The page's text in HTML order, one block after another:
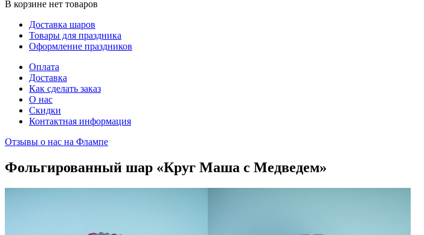
В корзине нет товаров
Доставка шаров
Товары для праздника
Оформление праздников
Оплата
Доставка
Как сделать заказ
О нас
Скидки
Контактная информация
Отзывы о нас на Флампе
Фольгированный шар «Круг Маша с Медведем»